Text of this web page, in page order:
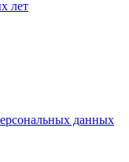
лет
данных